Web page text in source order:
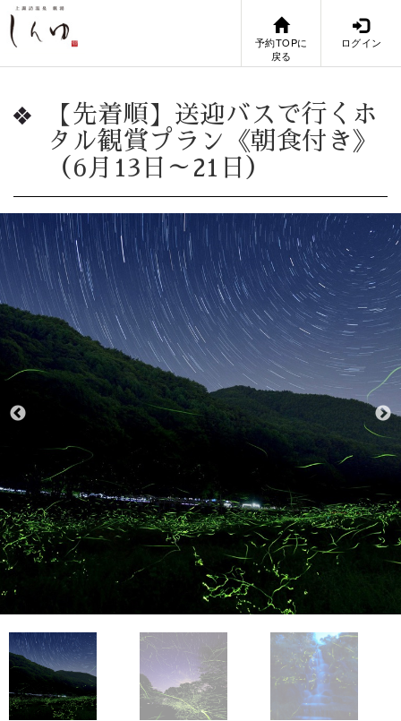
予約TOPに
戻る
ログイン
【先着順】送迎バスで行くホ
タル観賞プラン《朝食付き》
（6月13日～21日）